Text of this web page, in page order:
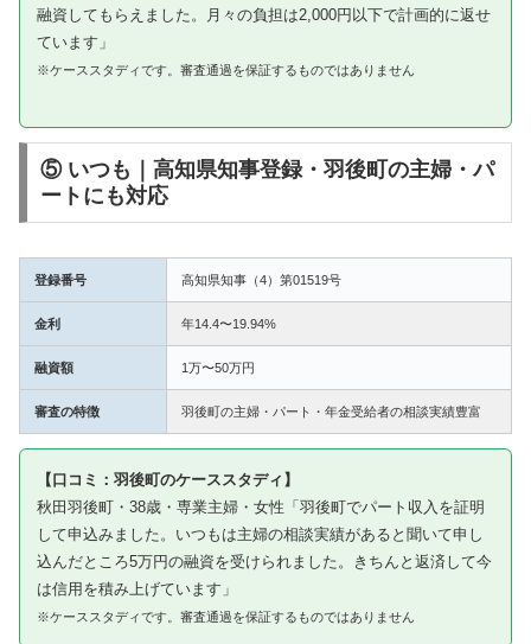
融資してもらえました。月々の負担は2,000円以下で計画的に返せ
ています」
※ケーススタディです。審査通過を保証するものではありません
⑤ いつも｜高知県知事登録・羽後町の主婦・パ
ートにも対応
登録番号 高知県知事（4）第01519号
金利 年14.4〜19.94%
融資額 1万〜50万円
審査の特徴 羽後町の主婦・パート・年金受給者の相談実績豊富
【口コミ：羽後町のケーススタディ】
秋田羽後町・38歳・専業主婦・女性「羽後町でパート収入を証明
して申込みました。いつもは主婦の相談実績があると聞いて申し
込んだところ5万円の融資を受けられました。きちんと返済して今
は信用を積み上げています」
※ケーススタディです。審査通過を保証するものではありません